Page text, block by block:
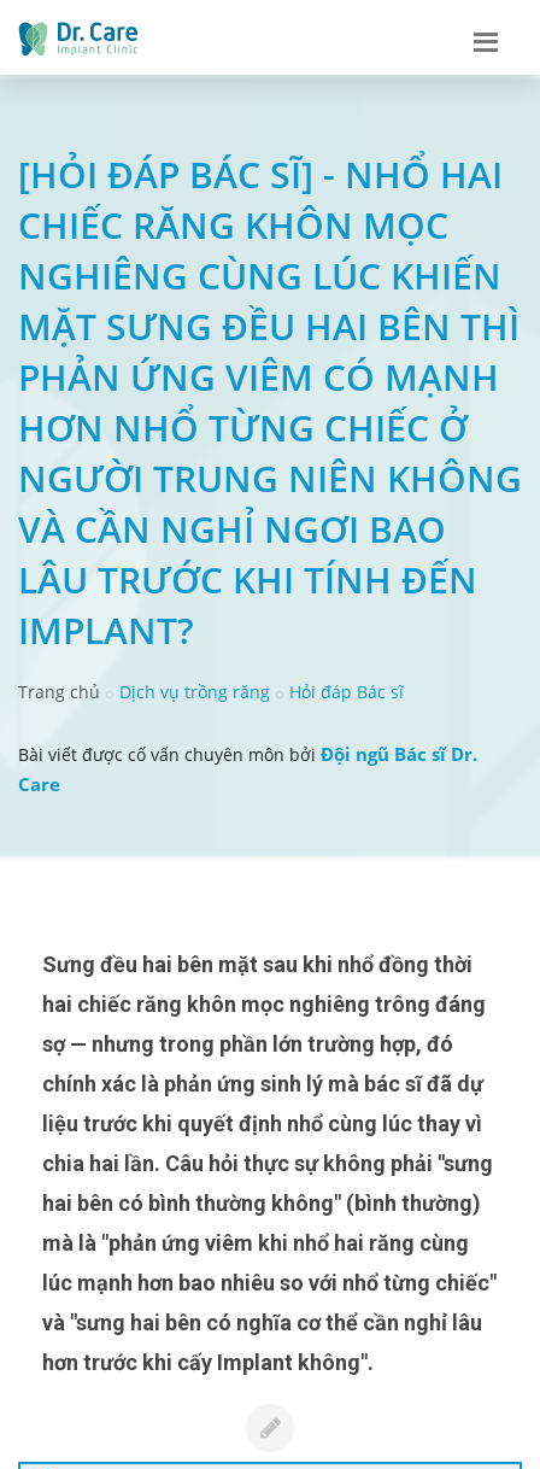
[HỎI ĐÁP BÁC SĨ] - NHỔ HAI
CHIẾC RĂNG KHÔN MỌC
NGHIÊNG CÙNG LÚC KHIẾN
MẶT SƯNG ĐỀU HAI BÊN THÌ
PHẢN ỨNG VIÊM CÓ MẠNH
HƠN NHỔ TỪNG CHIẾC Ở
NGƯỜI TRUNG NIÊN KHÔNG
VÀ CẦN NGHỈ NGƠI BAO
LÂU TRƯỚC KHI TÍNH ĐẾN
IMPLANT?
Trang chủ Dịch vụ trồng răng Hỏi đáp Bác sĩ
Bài viết được cố vấn chuyên môn bởi Đội ngũ Bác sĩ Dr.
Care
Sưng đều hai bên mặt sau khi nhổ đồng thời
hai chiếc răng khôn mọc nghiêng trông đáng
sợ — nhưng trong phần lớn trường hợp, đó
chính xác là phản ứng sinh lý mà bác sĩ đã dự
liệu trước khi quyết định nhổ cùng lúc thay vì
chia hai lần. Câu hỏi thực sự không phải "sưng
hai bên có bình thường không" (bình thường)
mà là "phản ứng viêm khi nhổ hai răng cùng
lúc mạnh hơn bao nhiêu so với nhổ từng chiếc"
và "sưng hai bên có nghĩa cơ thể cần nghỉ lâu
hơn trước khi cấy Implant không".